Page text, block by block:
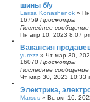
шины б/у
Larisa Konashenok »
16759 Просмотры
Последнее сообщение
Пн апр 10, 2023 8:07
Вакансия
yurezz » Чт мар 30,
16070 Просмотры
Последнее сообщение
Чт мар 30, 2023 10:33
Электрика,
Marsus » Вс окт 16,